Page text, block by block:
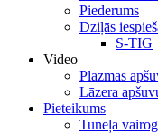
Piederums
Dziļās
S-TIG
Video
Plazmas
Lāzera
Pieteikums
Tuneļa